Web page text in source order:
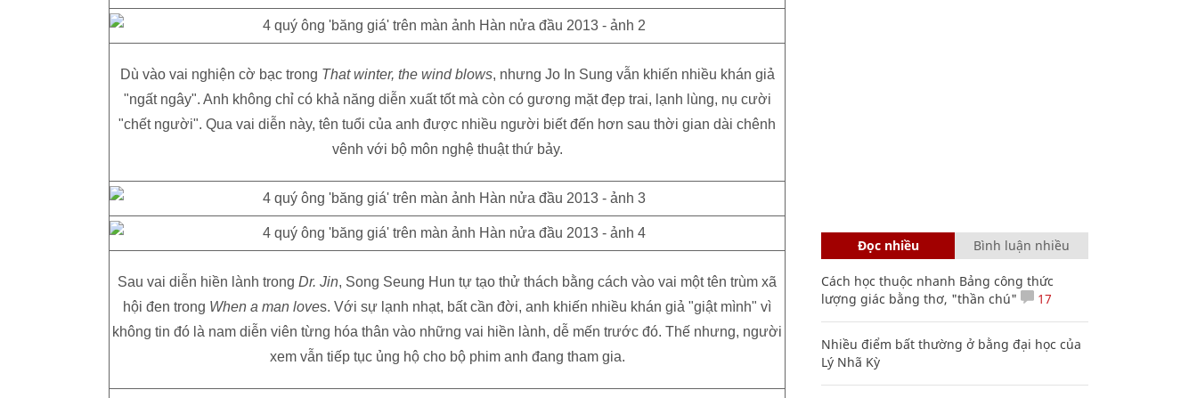
Dù vào vai nghiện cờ bạc trong That winter, the wind blows, nhưng Jo In Sung vẫn khiến nhiều khán giả
"ngất ngây". Anh không chỉ có khả năng diễn xuất tốt mà còn có gương mặt đẹp trai, lạnh lùng, nụ cười
"chết người". Qua vai diễn này, tên tuổi của anh được nhiều người biết đến hơn sau thời gian dài chênh
vênh với bộ môn nghệ thuật thứ bảy.
Sau vai diễn hiền lành trong Dr. Jin, Song Seung Hun tự tạo thử thách bằng cách vào vai một tên trùm xã
hội đen trong When a man loves. Với sự lạnh nhạt, bất cần đời, anh khiến nhiều khán giả "giật mình" vì
không tin đó là nam diễn viên từng hóa thân vào những vai hiền lành, dễ mến trước đó. Thế nhưng, người
xem vẫn tiếp tục ủng hộ cho bộ phim anh đang tham gia.
Đọc nhiều Bình luận nhiều
Cách học thuộc nhanh Bảng công thức
lượng giác bằng thơ, "thần chú"
17
Nhiều điểm bất thường ở bằng đại học của
Lý Nhã Kỳ